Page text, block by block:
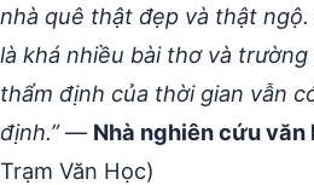
nhà quê thật đẹp và thật ngộ.
là khá nhiều bài thơ và
thẩm định của thời gian vẫn
định.”— Nhà nghiên cứu văn
Trạm Văn Học)